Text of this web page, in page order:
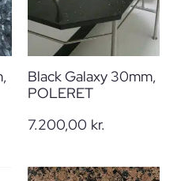
Black Galaxy 30mm,
POLERET
7.200,00 kr.